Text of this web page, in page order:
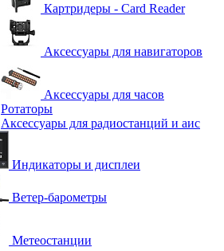
Картридеры - Card Reader
Аксессуары для навигаторов
Аксессуары для часов
Ротаторы
Аксессуары для радиостанций и аис
Индикаторы и дисплеи
Ветер-барометры
Метеостанции